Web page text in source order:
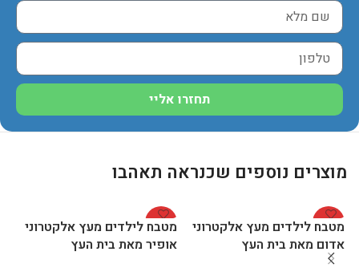
תחזרו אליי
מוצרים נוספים שכנראה תאהבו
-27%
מטבח לילדים מעץ אלקטרוני
אדום מאת בית העץ
-30%
מטבח לילדים מעץ אלקטרוני
אופיר מאת בית העץ